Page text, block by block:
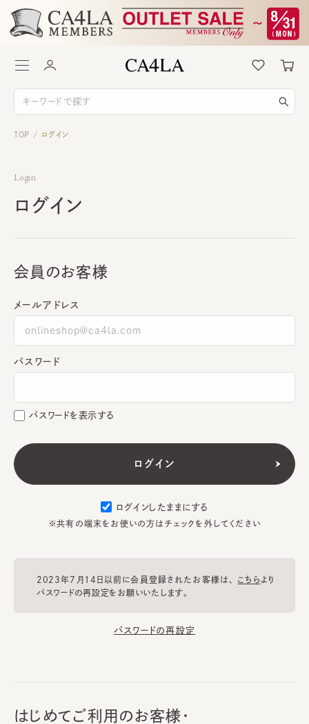
TOP / ログイン
Login
ログイン
会員のお客様
メールアドレス
パスワード
パスワードを表示する
ログインしたままにする
※共有の端末をお使いの方はチェックを外してください
2023年7月14日以前に会員登録されたお客様は、 こちらより
パスワードの再設定をお願いいたします。
パスワードの再設定
はじめてご利用のお客様・